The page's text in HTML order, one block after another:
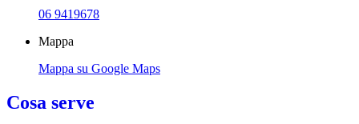
06 9419678
Mappa
Mappa su Google Maps
Cosa serve